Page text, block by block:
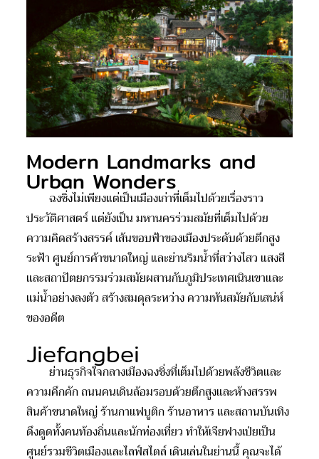
Modern Landmarks and
Urban Wonders
ฉงชิ่งไม่เพียงแต่เป็นเมืองเก่าที่เต็มไปด้วยเรื่องราว
ประวัติศาสตร์ แต่ยังเป็น มหานครร่วมสมัยที่เต็มไปด้วย
ความคิดสร้างสรรค์ เส้นขอบฟ้าของเมืองประดับด้วยตึกสูง
ระฟ้า ศูนย์การค้าขนาดใหญ่ และย่านริมน้ำที่สว่างไสว แสงสี
และสถาปัตยกรรมร่วมสมัยผสานกับภูมิประเทศเนินเขาและ
แม่น้ำอย่างลงตัว สร้างสมดุลระหว่าง ความทันสมัยกับเสน่ห์
ของอดีต
Jiefangbei
ย่านธุรกิจใจกลางเมืองฉงชิ่งที่เต็มไปด้วยพลังชีวิตและ
ความคึกคัก ถนนคนเดินล้อมรอบด้วยตึกสูงและห้างสรรพ
สินค้าขนาดใหญ่ ร้านกาแฟบูติก ร้านอาหาร และสถานบันเทิง
ดึงดูดทั้งคนท้องถิ่นและนักท่องเที่ยว ทำให้เจียฟางเป่ยเป็น
ศูนย์รวมชีวิตเมืองและไลฟ์สไตล์ เดินเล่นในย่านนี้ คุณจะได้